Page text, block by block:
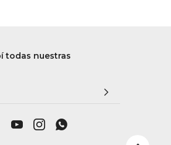
todas nuestras
  